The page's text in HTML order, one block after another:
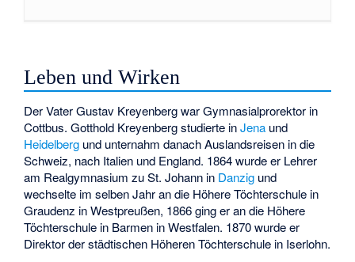
Leben und Wirken
Der Vater Gustav Kreyenberg war Gymnasialprorektor in
Cottbus. Gotthold Kreyenberg studierte inJena und
Heidelberg und unternahm danach Auslandsreisen in die
Schweiz, nach Italien und England. 1864 wurde er Lehrer
am Realgymnasium zu St. Johann in Danzig und
wechselte im selben Jahr an die Höhere Töchterschule in
Graudenz in Westpreußen, 1866 ging er an die Höhere
Töchterschule in Barmen in Westfalen. 1870 wurde er
Direktor der städtischen Höheren Töchterschule in Iserlohn.